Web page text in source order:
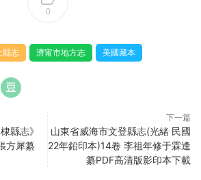
0
縣志 濟甯市地方志 美國藏本
縣志》
方犀纂
下一篇
山東省威海市文登縣志(光緒 民國
22年鉛印本)14卷 李祖年修于霖逢
纂PDF高清版影印本下載